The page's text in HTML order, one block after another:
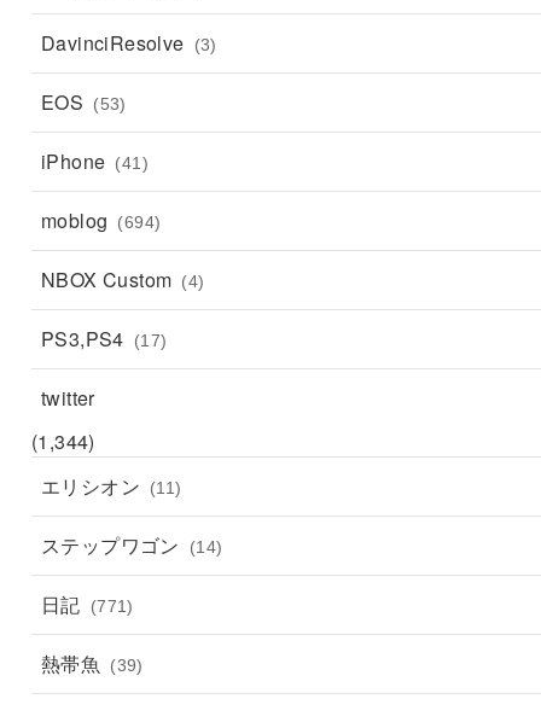
DavinciResolve (3)
EOS (53)
iPhone (41)
moblog (694)
NBOX Custom (4)
PS3,PS4 (17)
twitter
(1,344)
エリシオン
(11)
ステップワゴン (14)
日記 (771)
熱帯魚 (39)